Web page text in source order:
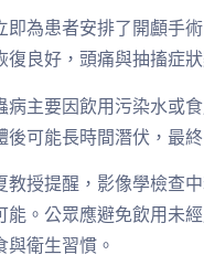
即為患者安排了開顱手
良好，頭痛與抽搐症
病主要因飲用污染水或
可能長時間潛伏，最
教授提醒，影像學檢查
能。公眾應避免飲用未
衛生習慣。